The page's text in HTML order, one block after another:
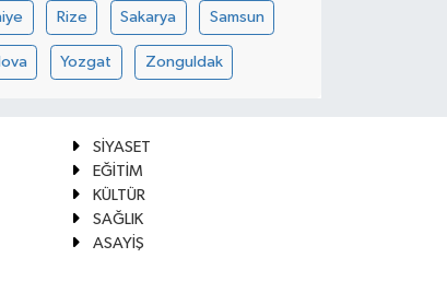
Rize Sakarya Samsun
Yozgat Zonguldak
SİYASET
EĞİTİM
KÜLTÜR
SAĞLIK
ASAYİŞ